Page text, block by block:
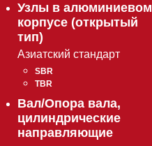
Узлы в алюминиевом
корпусе (открытый
тип)
Азиатский стандарт
SBR
TBR
Вал/Опора вала,
цилиндрические
направляющие